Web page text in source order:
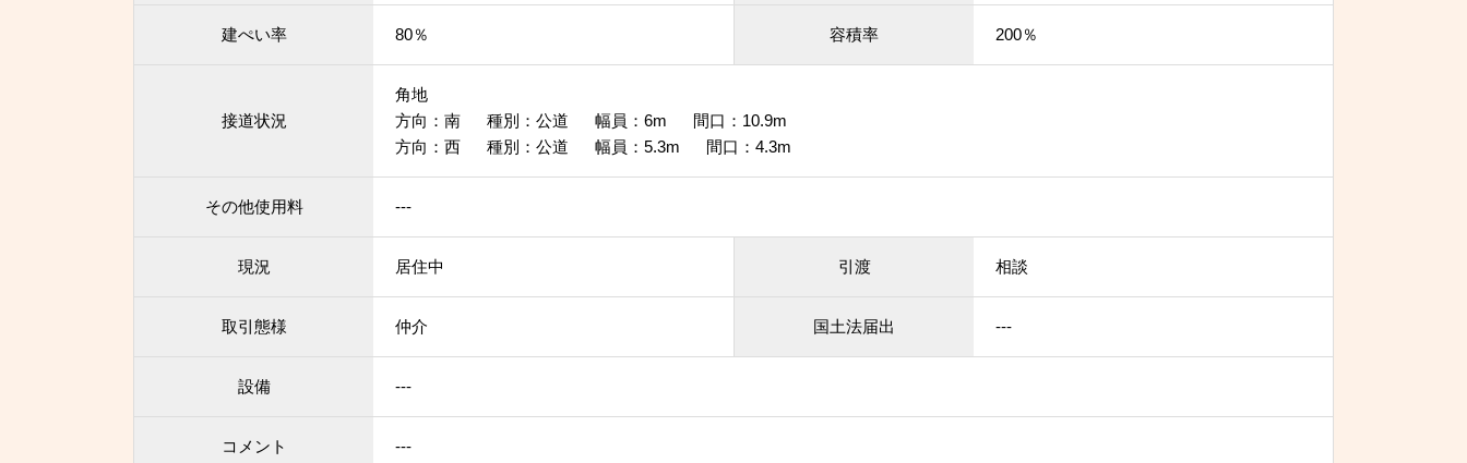
建ぺい率 80％ 容積率 200％
接道状況
角地
方向：南 種別：公道 幅員：6m 間口：10.9m
方向：西 種別：公道 幅員：5.3m 間口：4.3m
その他使用料 ---
現況 居住中 引渡 相談
取引態様 仲介 国土法届出 ---
設備 ---
コメント ---